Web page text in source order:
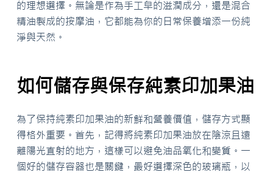
的理想選擇。無論是作為手工皁的滋潤成分，還是混合
精油製成的按摩油，它都能為你的日常保養增添一份純
淨與天然。
如何儲存與保存純素印加果油
為了保持純素印加果油的新鮮和營養價值，儲存方式顯
得格外重要。首先，記得將純素印加果油放在陰涼且遠
離陽光直射的地方，這樣可以避免油品氧化和變質。一
個好的儲存容器也是關鍵，最好選擇深色的玻璃瓶，以